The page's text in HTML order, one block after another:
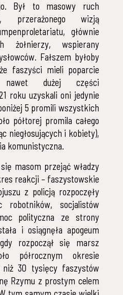
Był to masowy ruch
przerażonego wizją
głównie
żołnierzy, wspierany
Fałszem byłoby
faszyści mieli poparcie
nawet dużej części
roku uzyskali oni jedynie
5 promili wszystkich
półtorej promila całego
niegłosujących i kobiety),
komunistyczna.
masom przejąć władzy
reakcji – faszystowskie
z policją rozpoczęły
socjalistów
polityczna ze strony
i osiągnęła apogeum
rozpoczął się marsz
półrocznym okresie
niż 30 tysięcy faszystów
Rzymu z prostym celem